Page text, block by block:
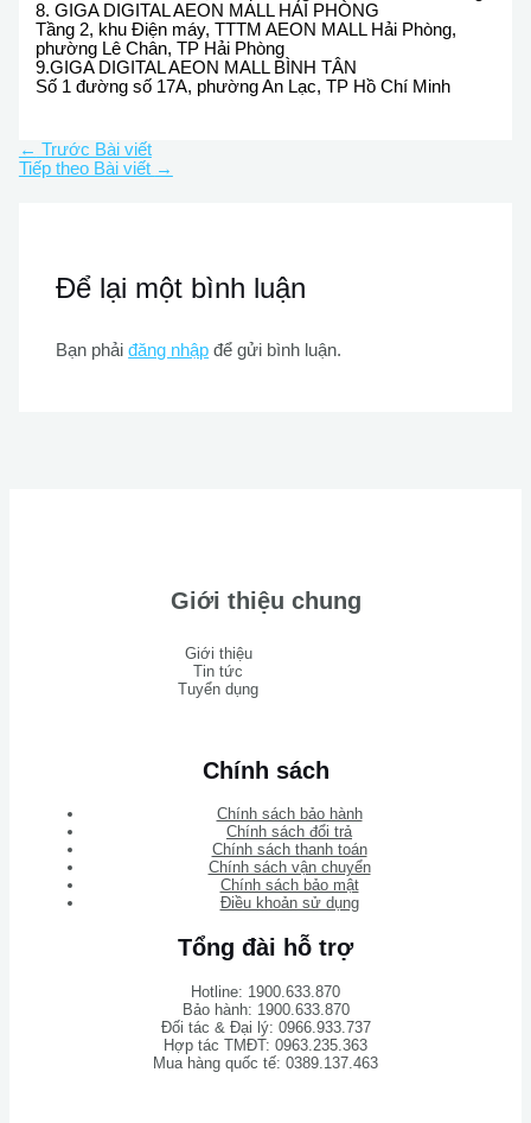
8. GIGA DIGITAL AEON MALL HẢI PHÒNG
Tầng 2, khu Điện máy, TTTM AEON MALL Hải Phòng,
phường Lê Chân, TP Hải Phòng
9.GIGA DIGITAL AEON MALL BÌNH TÂN
Số 1 đường số 17A, phường An Lạc, TP Hồ Chí Minh
← Trước Bài viết
Tiếp theo Bài viết →
Để lại một bình luận
Bạn phảiđăng nhập để gửi bình luận.
Giới thiệu chung
Giới thiệu
Tin tức
Tuyển dụng
Chính sách
Chính sách bảo hành
Chính sách đổi trả
Chính sách thanh toán
Chính sách vận chuyển
Chính sách bảo mật
Điều khoản sử dụng
Tổng đài hỗ trợ
Hotline: 1900.633.870
Bảo hành: 1900.633.870
Đối tác & Đại lý: 0966.933.737
Hợp tác TMĐT: 0963.235.363
Mua hàng quốc tế: 0389.137.463